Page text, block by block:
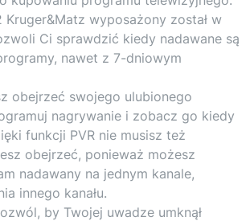
Kruger&Matz wyposażony został w
Ci sprawdzić kiedy nadawane są
nawet z 7-dniowym
obejrzeć swojego ulubionego
nagrywanie i zobacz go kiedy
funkcji PVR nie musisz też
obejrzeć, ponieważ możesz
nadawany na jednym kanale,
innego kanału.
by Twojej uwadze umknął